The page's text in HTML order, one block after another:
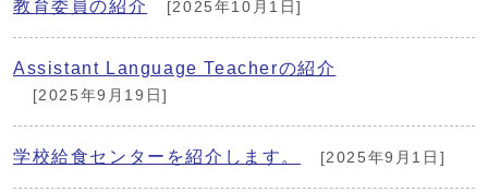
教育委員の紹介 [2025年10月1日]
Assistant Language Teacherの紹介
[2025年9月19日]
学校給食センターを紹介します。 [2025年9月1日]